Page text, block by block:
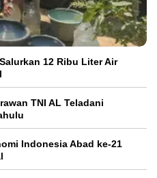
12 Ribu Liter Air
TNI AL Teladani
Indonesia Abad ke-21